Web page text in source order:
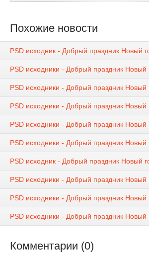
Похожие новости
PSD исходник - Добрый праздник Новый
PSD исходники - Добрый праздник Новый
PSD исходники - Добрый праздник Новый
PSD исходники - Добрый праздник Новый
PSD исходники - Добрый праздник Новый
PSD исходники - Добрый праздник Новый
PSD исходник - Добрый праздник Новый
PSD исходники - Добрый праздник Новый
PSD исходники - Добрый праздник Новый
PSD исходники - Добрый праздник Новый
Комментарии (0)